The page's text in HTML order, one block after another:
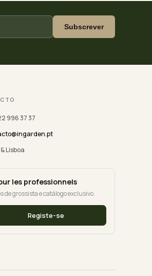
Subscrever
996 37 37
Lisboa
les professionnels
de grossista e catálogo exclusivo.
Registe-se